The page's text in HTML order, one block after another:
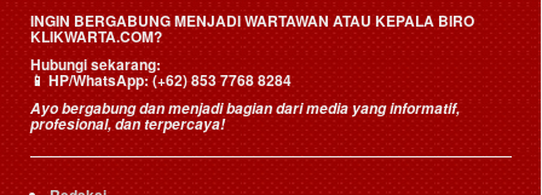
INGIN BERGABUNG MENJADI WARTAWAN ATAU KEPALA BIRO
KLIKWARTA.COM?
Hubungi sekarang:
📱HP/WhatsApp:(+62) 853 7768 8284
Ayo bergabung dan menjadi bagian dari media yang informatif,
profesional, dan terpercaya!